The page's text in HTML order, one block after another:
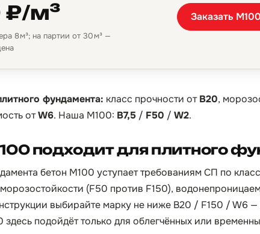
₽/м³
8 м³; на партии от 30 м³ —
Заказать М100
фундамента: класс прочности отB20,
отW6. Наша М100: B7,5 / F50 / W2.
подходит для плитного
бетон М100 уступает требованиям СП по
(F50 против F150),
выбирайте марку не ниже B20 / F150 /
подойдёт только для облегчённых или